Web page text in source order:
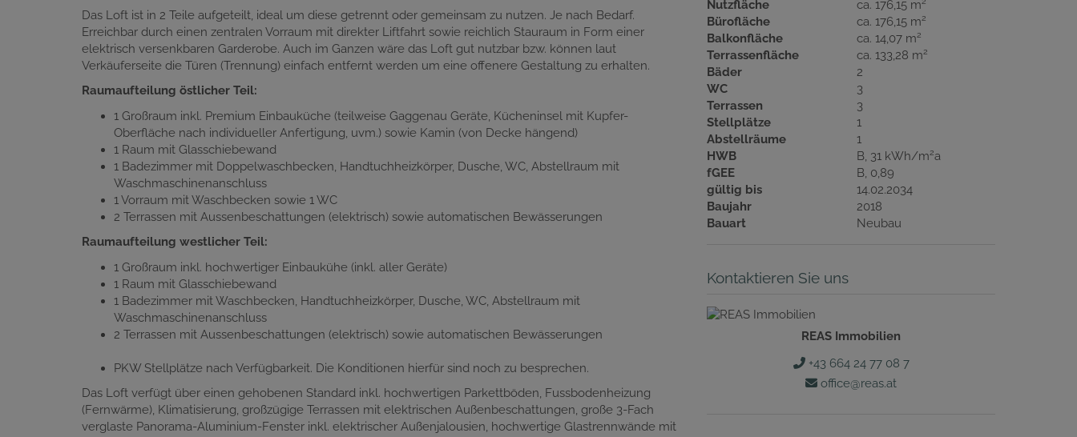
Das Loft ist in 2 Teile aufgeteilt, ideal um diese getrennt oder gemeinsam zu nutzen. Je nach Bedarf.
Erreichbar durch einen zentralen Vorraum mit direkter Liftfahrt sowie reichlich Stauraum in Form einer
elektrisch versenkbaren Garderobe. Auch im Ganzen wäre das Loft gut nutzbar bzw. können laut
Verkäuferseite die Türen (Trennung) einfach entfernt werden um eine offenere Gestaltung zu erhalten.
Raumaufteilung östlicher Teil:
1 Großraum inkl. Premium Einbauküche (teilweise Gaggenau Geräte, Kücheninsel mit Kupfer-
Oberfläche nach individueller Anfertigung, uvm.) sowie Kamin (von Decke hängend)
1 Raum mit Glasschiebewand
1 Badezimmer mit Doppelwaschbecken, Handtuchheizkörper, Dusche, WC, Abstellraum mit
Waschmaschinenanschluss
1 Vorraum mit Waschbecken sowie 1 WC
2 Terrassen mit Aussenbeschattungen (elektrisch) sowie automatischen Bewässerungen
Raumaufteilung westlicher Teil:
1 Großraum inkl. hochwertiger Einbaukühe (inkl. aller Geräte)
1 Raum mit Glasschiebewand
1 Badezimmer mit Waschbecken, Handtuchheizkörper, Dusche, WC, Abstellraum mit
Waschmaschinenanschluss
2 Terrassen mit Aussenbeschattungen (elektrisch) sowie automatischen Bewässerungen
PKW Stellplätze nach Verfügbarkeit. Die Konditionen hierfür sind noch zu besprechen.
Das Loft verfügt über einen gehobenen Standard inkl. hochwertigen Parkettböden, Fussbodenheizung
(Fernwärme), Klimatisierung, großzügige Terrassen mit elektrischen Außenbeschattungen, große 3-Fach
verglaste Panorama-Aluminium-Fenster inkl. elektrischer Außenjalousien, hochwertige Glastrennwände mit
Nutzfläche ca. 176,15 m
Bürofläche ca. 176,15 m2
Balkonfläche ca. 14,07 m2
Terrassenfläche ca. 133,28 m2
Bäder
2
WC
3
Terrassen
3
Stellplätze
1
Abstellräume
1
HWB
B, 31 kWh/m2a
fGEE
B, 0,89
gültig bis
14.02.2034
Baujahr
2018
Bauart
Neubau
Kontaktieren Sie uns
REAS Immobilien
+43 664 24 77 08 7
office@reas.at